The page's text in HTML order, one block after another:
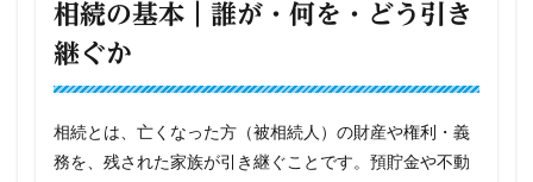
相続の基本｜誰が・何を・どう引き
継ぐか
相続とは、亡くなった方（被相続人）の財産や権利・義
務を、残された家族が引き継ぐことです。預貯金や不動